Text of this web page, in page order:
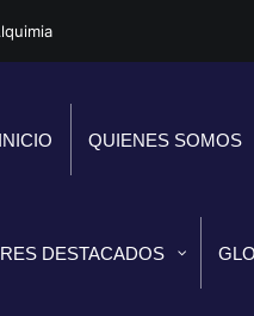
INICIO QUIENES SOMOS
DESTACADOS